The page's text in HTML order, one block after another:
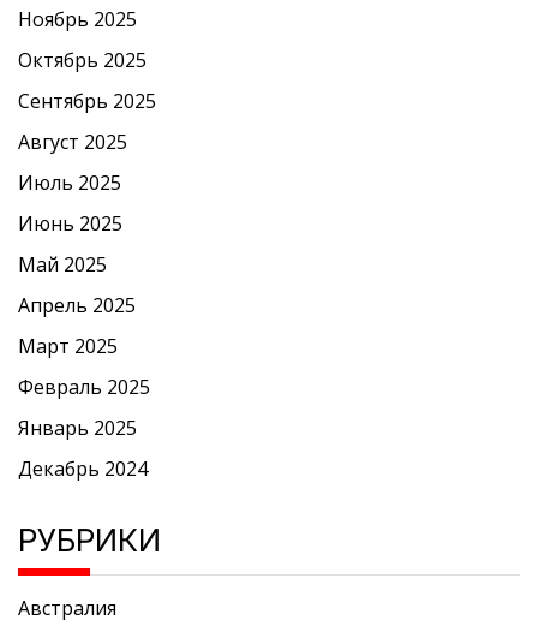
Ноябрь 2025
Октябрь 2025
Сентябрь 2025
Август 2025
Июль 2025
Июнь 2025
Май 2025
Апрель 2025
Март 2025
Февраль 2025
Январь 2025
Декабрь 2024
РУБРИКИ
Австралия